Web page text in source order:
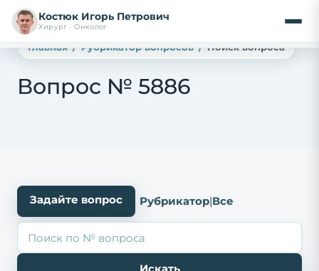
Костюк Игорь Петрович
Хирург · Онколог
Главная Рубрикатор вопросов Поиск вопроса
Вопрос № 5886
Задайте вопрос Рубрикатор|Все